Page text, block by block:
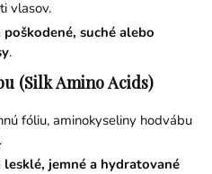
vlasov.
poškodené, suché alebo
.
(Silk Amino Acids)
fóliu, aminokyseliny hodvábu
lesklé, jemné a hydratované